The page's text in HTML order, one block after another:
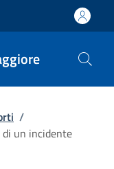
/
di un incidente